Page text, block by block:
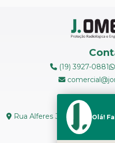
(19) 3927-0881
Rua Alferes José Caetano, N
CEP:
Seg. a
Olá!